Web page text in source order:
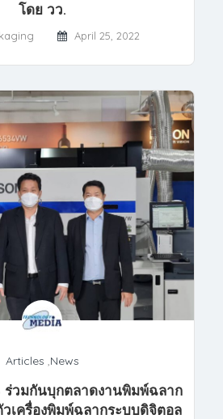
โดย วว.
April 25, 2022
Articles ,News
ร่วมกันบุกตลาดงานพิมพ์ฉลาก
เครื่องพิมพ์ฉลากระบบดิจิตอล